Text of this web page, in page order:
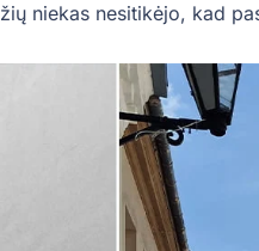
niekas nesitikėjo, kad